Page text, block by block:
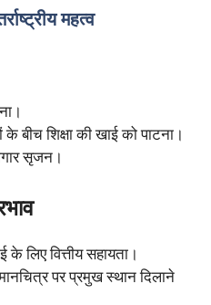
महत्व
के बीच शिक्षा की खाई को पाटना।
सृजन।
के लिए वित्तीय सहायता।
पर प्रमुख स्थान दिलाने